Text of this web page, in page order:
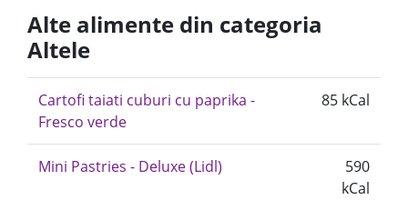
Alte alimente din categoria
Altele
Cartofi taiati cuburi cu paprika -
Fresco verde
85 kCal
Mini Pastries - Deluxe (Lidl)
590
kCal